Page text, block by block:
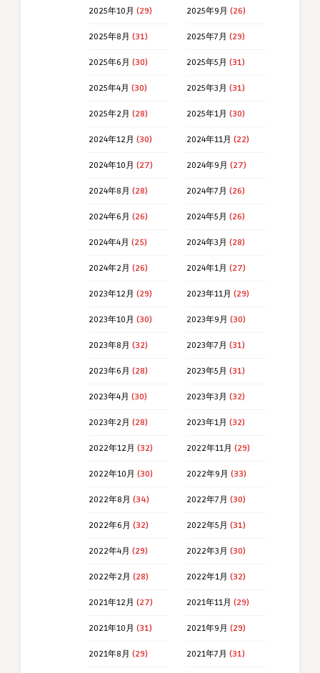
2025年10月 (29) 2025年9月 (26)
2025年8月 (31) 2025年7月 (29)
2025年6月 (30) 2025年5月 (31)
2025年4月 (30) 2025年3月 (31)
2025年2月 (28) 2025年1月 (30)
2024年12月 (30) 2024年11月 (22)
2024年10月 (27) 2024年9月 (27)
2024年8月 (28) 2024年7月 (26)
2024年6月 (26) 2024年5月 (26)
2024年4月 (25) 2024年3月 (28)
2024年2月 (26) 2024年1月 (27)
2023年12月 (29) 2023年11月 (29)
2023年10月 (30) 2023年9月 (30)
2023年8月 (32) 2023年7月 (31)
2023年6月 (28) 2023年5月 (31)
2023年4月 (30) 2023年3月 (32)
2023年2月 (28) 2023年1月 (32)
2022年12月 (32) 2022年11月 (29)
2022年10月 (30) 2022年9月 (33)
2022年8月 (34) 2022年7月 (30)
2022年6月 (32) 2022年5月 (31)
2022年4月 (29) 2022年3月 (30)
2022年2月 (28) 2022年1月 (32)
2021年12月 (27) 2021年11月 (29)
2021年10月 (31) 2021年9月 (29)
2021年8月 (29) 2021年7月 (31)